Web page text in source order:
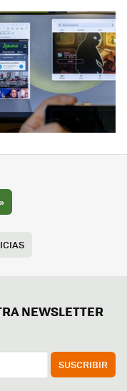
»
NEWSLETTER
SUSCRIBIR